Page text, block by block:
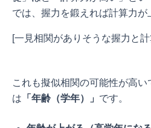
では、握力を鍛えれば計算力が
[一見相関がありそうな握力と
これも擬似相関の可能性が高
は 「年齢（学年）」 です。